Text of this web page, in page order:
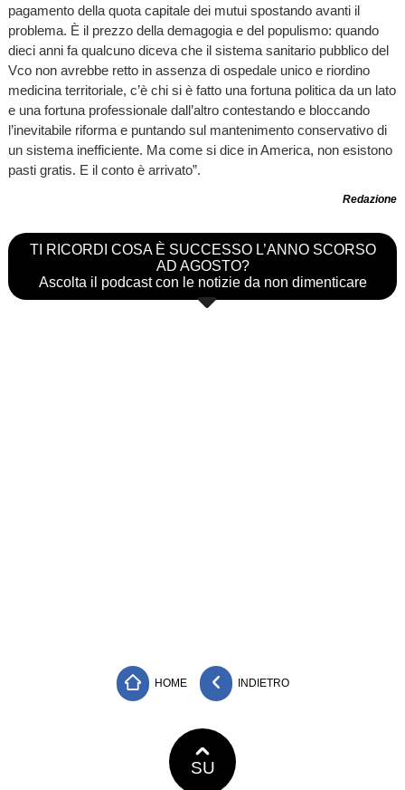
pagamento della quota capitale dei mutui spostando avanti il
problema. È il prezzo della demagogia e del populismo: quando
dieci anni fa qualcuno diceva che il sistema sanitario pubblico del
Vco non avrebbe retto in assenza di ospedale unico e riordino
medicina territoriale, c’è chi si è fatto una fortuna politica da un lato
e una fortuna professionale dall’altro contestando e bloccando
l’inevitabile riforma e puntando sul mantenimento conservativo di
un sistema inefficiente. Ma come si dice in America, non esistono
pasti gratis. E il conto è arrivato”.
Redazione
TI RICORDI COSA È SUCCESSO L’ANNO SCORSO
AD AGOSTO?
Ascolta il podcast con le notizie da non dimenticare
HOME INDIETRO
SU